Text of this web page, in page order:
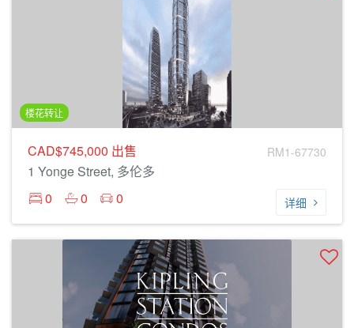
楼花转让
CAD$745,000 出售 RM1-67730
1 Yonge Street, 多伦多
0
0 0 详细